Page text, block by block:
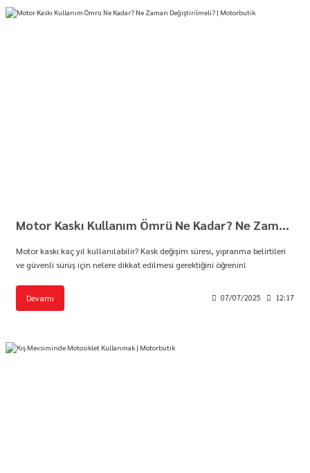
Motor Kaskı Kullanım Ömrü Ne Kadar? Ne Zaman Değiştirilmeli? | Motorbutik
Motor kaskı kaç yıl kullanılabilir? Kask değişim süresi, yıpranma belirtileri
ve güvenli sürüş için nelere dikkat edilmesi gerektiğini öğrenin!
Devamı 07/07/2025 12:17